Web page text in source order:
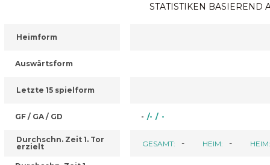
STATISTIKEN BASIEREND
Heimform
Auswärtsform
Letzte 15 spielform
GF / GA / GD
Durchschn. Zeit 1. Tor
erzielt
- /- / -
GESAMT: - HEIM: - HEIM: